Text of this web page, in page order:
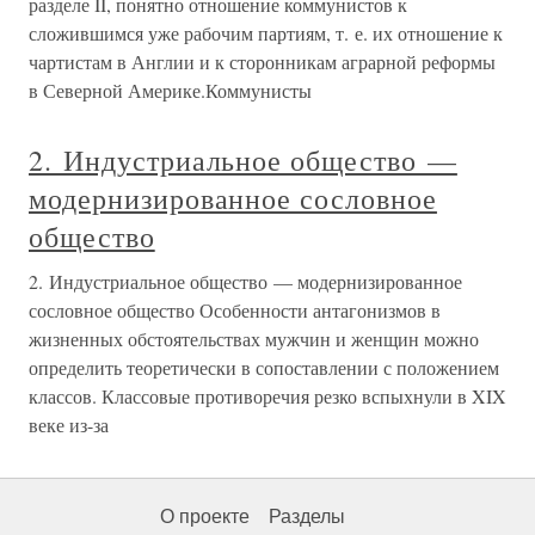
сложившимся уже рабочим партиям, т. е. их отношение к
чартистам в Англии и к сторонникам аграрной реформы
в Северной Америке.Коммунисты
2. Индустриальное общество —
модернизированное сословное
общество
2. Индустриальное общество — модернизированное
сословное общество Особенности антагонизмов в
жизненных обстоятельствах мужчин и женщин можно
определить теоретически в сопоставлении с положением
классов. Классовые противоречия резко вспыхнули в XIX
веке из-за
О проекте Разделы